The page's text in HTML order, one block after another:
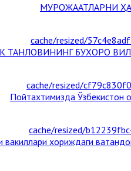
МУРОЖААТЛАРНИ
Пойтахтимизда Ўзбекистон
хориждаги